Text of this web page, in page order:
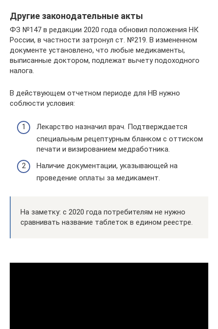
Другие законодательные акты
ФЗ №147 в редакции 2020 года обновил положения НК
России, в частности затронул ст. №219. В измененном
документе установлено, что любые медикаменты,
выписанные доктором, подлежат вычету подоходного
налога.
В действующем отчетном периоде для НВ нужно
соблюсти условия:
Лекарство назначил врач. Подтверждается
специальным рецептурным бланком с оттиском
печати и визированием медработника.
Наличие документации, указывающей на
проведение оплаты за медикамент.
На заметку: с 2020 года потребителям не нужно
сравнивать название таблеток в едином реестре.